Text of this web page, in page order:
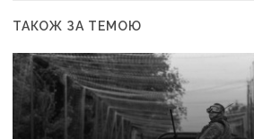
ТАКОЖ ЗА ТЕМОЮ